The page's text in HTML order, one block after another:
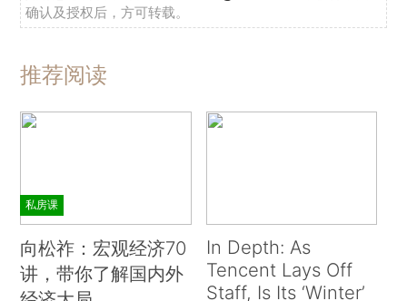
确认及授权后，方可转载。
推荐阅读
私房课
向松祚：宏观经济70
讲，带你了解国内外
In Depth: As
Tencent Lays Off
Staff, Is Its ‘Winter’